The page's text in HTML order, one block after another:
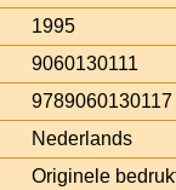
1995
9060130111
9789060130117
Nederlands
Originele